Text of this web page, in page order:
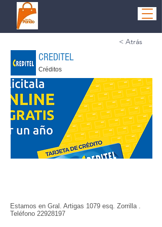
< Atrás
CREDITEL
Créditos
Estamos en Gral. Artigas 1079 esq. Zorrilla .
Teléfono 22928197